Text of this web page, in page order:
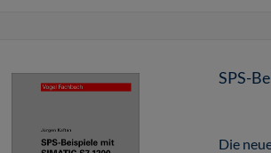
SPS-
Die